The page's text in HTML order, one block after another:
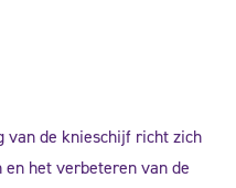
van de knieschijf richt zich
het verbeteren van de